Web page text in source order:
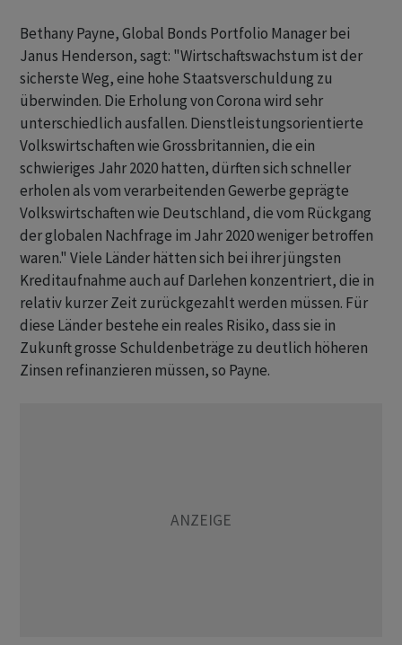
Bethany Payne, Global Bonds Portfolio Manager bei
Janus Henderson, sagt: "Wirtschaftswachstum ist der
sicherste Weg, eine hohe Staatsverschuldung zu
überwinden. Die Erholung von Corona wird sehr
unterschiedlich ausfallen. Dienstleistungsorientierte
Volkswirtschaften wie Grossbritannien, die ein
schwieriges Jahr 2020 hatten, dürften sich schneller
erholen als vom verarbeitenden Gewerbe geprägte
Volkswirtschaften wie Deutschland, die vom Rückgang
der globalen Nachfrage im Jahr 2020 weniger betroffen
waren." Viele Länder hätten sich bei ihrer jüngsten
Kreditaufnahme auch auf Darlehen konzentriert, die in
relativ kurzer Zeit zurückgezahlt werden müssen. Für
diese Länder bestehe ein reales Risiko, dass sie in
Zukunft grosse Schuldenbeträge zu deutlich höheren
Zinsen refinanzieren müssen, so Payne.